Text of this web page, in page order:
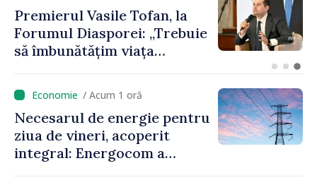
la
„Trebuie
Un specialist din
propune să revină în
Republica Moldova
contribui la
registrului naval
/ Acum 1 oră
Necesarul de energie pentru
ziua de vineri, acoperit
integral: Energocom a